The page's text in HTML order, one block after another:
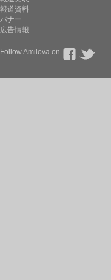
報道資料
バナー
広告情報
Follow Amilova on